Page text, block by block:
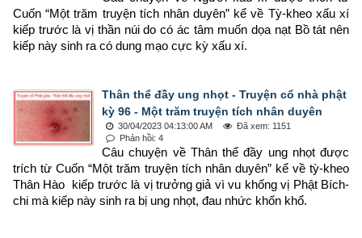
Cuốn “Một trăm truyện tích nhân duyên” kể về Tỳ-kheo xấu xí
kiếp trước là vị thần núi do có ác tâm muốn dọa nạt Bồ tát nên
kiếp này sinh ra có dung mạo cực kỳ xấu xí.
Thân thể đầy ung nhọt - Truyện cổ nhà phật
kỳ 96 - Một trăm truyện tích nhân duyên
30/04/2023 04:13:00 AM
Đã xem: 1151
Phản hồi: 4
Câu chuyện về Thân thể đầy ung nhọt được
trích từ Cuốn “Một trăm truyện tích nhân duyên” kể về tỳ-kheo
Thân Hào  kiếp trước là vị trưởng giả vì vu khống vị Phật Bích-
chi mà kiếp này sinh ra bị ung nhọt, đau nhức khốn khổ.